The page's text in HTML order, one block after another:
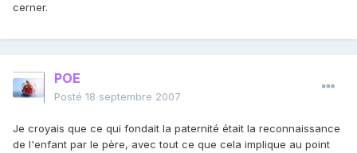
cerner.
POE
Posté 18 septembre 2007
Je croyais que ce qui fondait la paternité était la reconnaissance
de l'enfant par le père, avec tout ce que cela implique au point